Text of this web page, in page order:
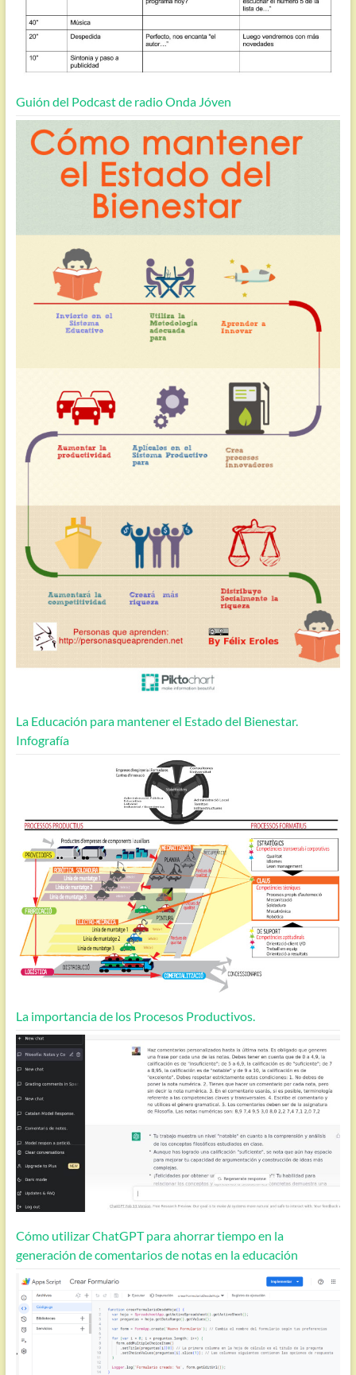
Guión del Podcast de radio Onda Jóven
La Educación para mantener el Estado del Bienestar.
Infografía
La importancia de los Procesos Productivos.
Cómo utilizar ChatGPT para ahorrar tiempo en la
generación de comentarios de notas en la educación